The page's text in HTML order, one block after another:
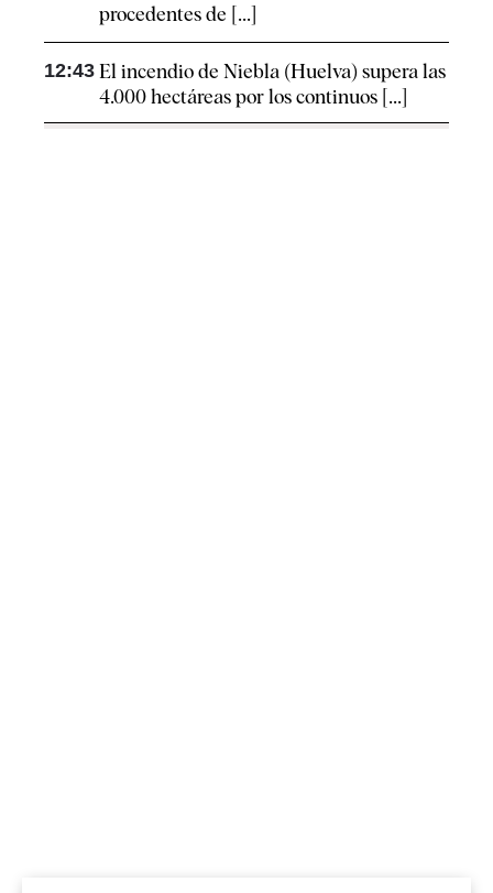
procedentes de [...]
12:43 El incendio de Niebla (Huelva) supera las
4.000 hectáreas por los continuos [...]